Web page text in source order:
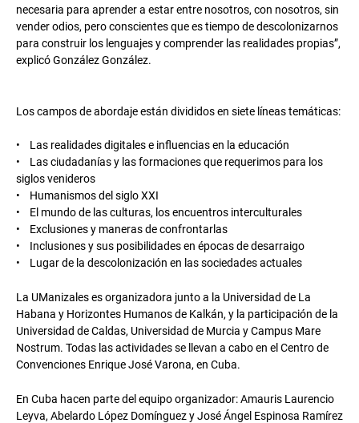
necesaria para aprender a estar entre nosotros, con nosotros, sin
vender odios, pero conscientes que es tiempo de descolonizarnos
para construir los lenguajes y comprender las realidades propias”,
explicó González González.
Los campos de abordaje están divididos en siete líneas temáticas:
• Las realidades digitales e influencias en la educación
• Las ciudadanías y las formaciones que requerimos para los
siglos venideros
• Humanismos del siglo XXI
• El mundo de las culturas, los encuentros interculturales
• Exclusiones y maneras de confrontarlas
• Inclusiones y sus posibilidades en épocas de desarraigo
• Lugar de la descolonización en las sociedades actuales
La UManizales es organizadora junto a la Universidad de La
Habana y Horizontes Humanos de Kalkán, y la participación de la
Universidad de Caldas, Universidad de Murcia y Campus Mare
Nostrum. Todas las actividades se llevan a cabo en el Centro de
Convenciones Enrique José Varona, en Cuba.
En Cuba hacen parte del equipo organizador: Amauris Laurencio
Leyva, Abelardo López Domínguez y José Ángel Espinosa Ramírez